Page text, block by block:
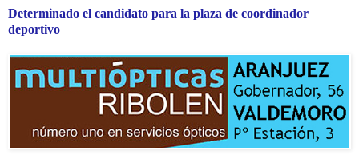
Determinado el candidato para la plaza de coordinador
deportivo